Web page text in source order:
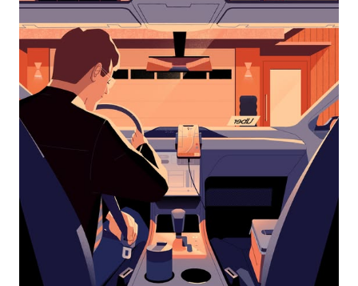
выбрать
дату.
Чтобы
закрыть
календарь,
нажмите
Esc.